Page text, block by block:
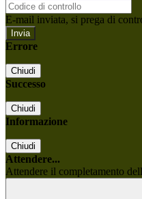
E-mail inviata, si prega di
Errore
Chiudi
Successo
Chiudi
Informazione
Chiudi
Attendere...
Attendere il completamento